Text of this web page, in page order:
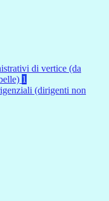
di vertice (da
1
(dirigenti non